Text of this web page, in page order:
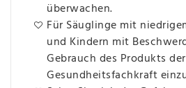
überwachen.
Für Säuglinge mit
und Kindern mit
Gebrauch des Produkts
Gesundheitsfachkraft